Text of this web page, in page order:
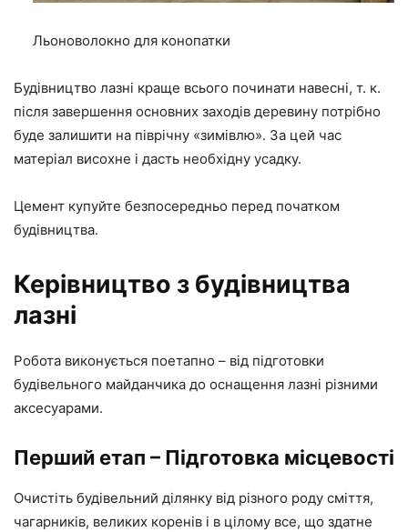
Льоноволокно для конопатки
Будівництво лазні краще всього починати навесні, т. к.
після завершення основних заходів деревину потрібно
буде залишити на піврічну «зимівлю». За цей час
матеріал висохне і дасть необхідну усадку.
Цемент купуйте безпосередньо перед початком
будівництва.
Керівництво з будівництва
лазні
Робота виконується поетапно – від підготовки
будівельного майданчика до оснащення лазні різними
аксесуарами.
Перший етап – Підготовка місцевості
Очистіть будівельний ділянку від різного роду сміття,
чагарників, великих коренів і в цілому все, що здатне